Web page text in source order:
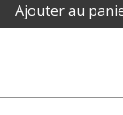
Ajouter au